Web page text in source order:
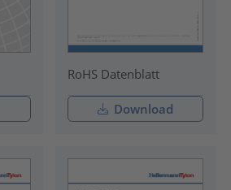
RoHS Datenblatt
Download